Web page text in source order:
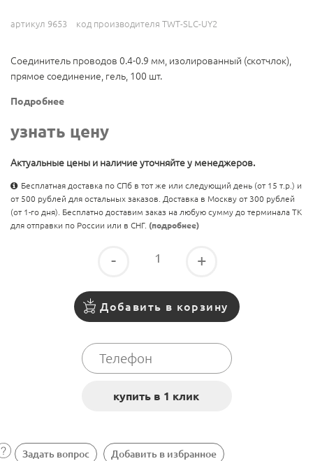
артикул 9653 код производителя TWT-SLC-UY2
Соединитель проводов 0.4-0.9 мм, изолированный (скотчлок),
прямое соединение, гель, 100 шт.
Подробнее
узнать цену
Актуальные цены и наличие уточняйте у менеджеров.
Бесплатная доставка по СПб в тот же или следующий день (от 15 т.р.) и
от 500 рублей для остальных заказов. Доставка в Москву от 300 рублей
(от 1-го дня). Бесплатно доставим заказ на любую сумму до терминала ТК
для отправки по России или в СНГ. (подробнее)
- +
Добавить в корзину
Задать вопрос Добавить в избранное